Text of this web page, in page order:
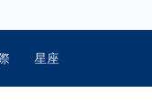
星座